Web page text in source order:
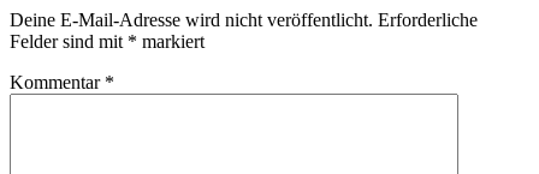
Deine E-Mail-Adresse wird nicht veröffentlicht. Erforderliche
Felder sind mit * markiert
Kommentar *